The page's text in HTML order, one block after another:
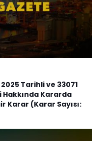
Tarihli ve 33071
Hakkında Kararda
Karar (Karar Sayısı: